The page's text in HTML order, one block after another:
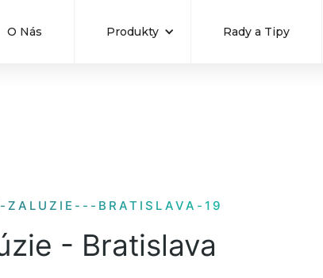
O Nás Produkty Rady a Tipy
ZALUZIE---BRATISLAVA-19
- Bratislava